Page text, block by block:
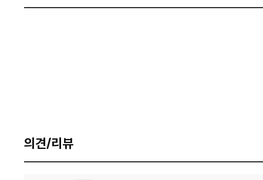
의견/리뷰